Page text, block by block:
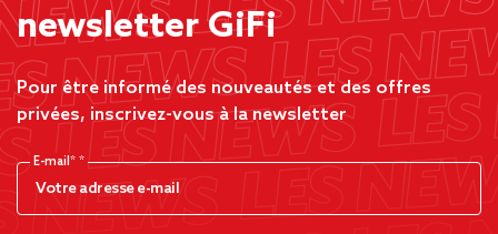
newsletter GiFi
Pour être informé des nouveautés et des offres
privées, inscrivez-vous à la newsletter
E-mail*